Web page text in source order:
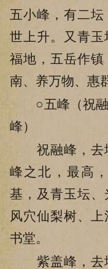
五小峰，有二
世上升。又青
福地，五岳作
南、养万物、惠
○五峰（祝融
峰）
祝融峰，去
峰之北，最高
基，及青玉坛、
风穴仙梨树、
书堂。
紫盖峰，去